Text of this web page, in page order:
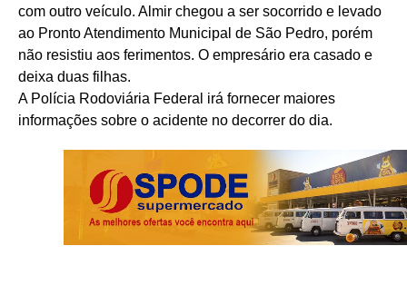
com outro veículo. Almir chegou a ser socorrido e levado
ao Pronto Atendimento Municipal de São Pedro, porém
não resistiu aos ferimentos. O empresário era casado e
deixa duas filhas.
A Polícia Rodoviária Federal irá fornecer maiores
informações sobre o acidente no decorrer do dia.